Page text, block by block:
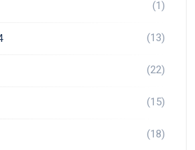
(1)
(13)
(22)
(15)
(18)